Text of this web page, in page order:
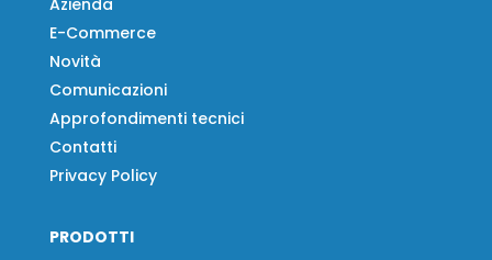
E-Commerce
Novità
Comunicazioni
Approfondimenti tecnici
Contatti
Privacy Policy
PRODOTTI